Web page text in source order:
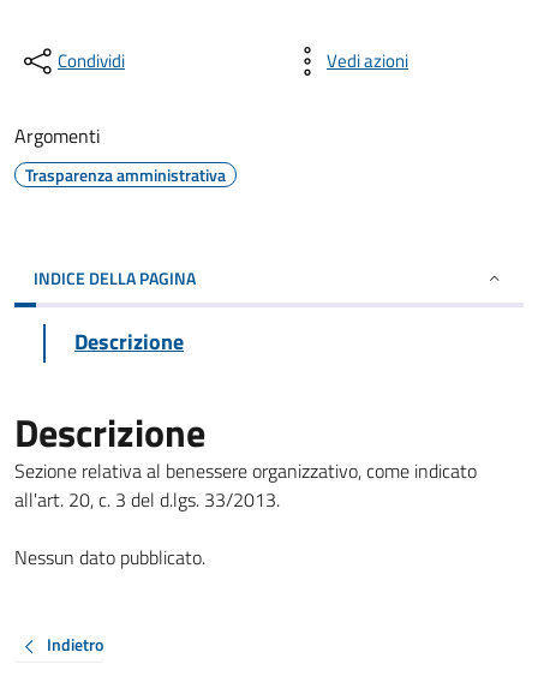
Condividi Vedi azioni
Argomenti
Trasparenza amministrativa
INDICE DELLA PAGINA
Descrizione
Descrizione
Sezione relativa al benessere organizzativo, come indicato
all'art. 20, c. 3 del d.lgs. 33/2013.
Nessun dato pubblicato.
Indietro